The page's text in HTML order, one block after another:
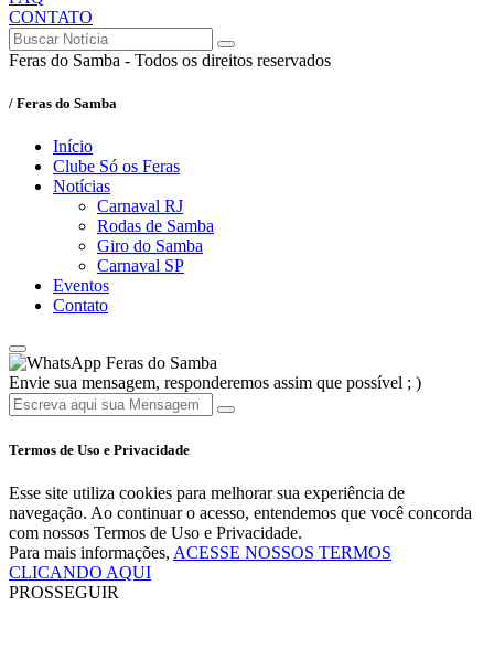
CONTATO
Feras do Samba - Todos os direitos reservados
/ Feras do Samba
Início
Clube Só os Feras
Notícias
Carnaval RJ
Rodas de Samba
Giro do Samba
Carnaval SP
Eventos
Contato
Feras do Samba
Envie sua mensagem, responderemos assim que possível ; )
Termos de Uso e Privacidade
Esse site utiliza cookies para melhorar sua experiência de
navegação. Ao continuar o acesso, entendemos que você concorda
com nossos Termos de Uso e Privacidade.
Para mais informações, ACESSE NOSSOS TERMOS
CLICANDO AQUI
PROSSEGUIR